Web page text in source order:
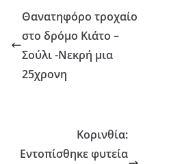
Θανατηφόρο τροχαίο
στο δρόμο Κιάτο –
Σούλι -Νεκρή μια
25χρονη
Κορινθία:
Εντοπίσθηκε φυτεία